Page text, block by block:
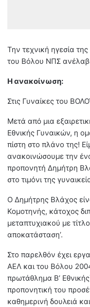
Την τεχνική ηγεσία
του Βόλου ΝΠΣ
Η ανακοίνωση:
Στις Γυναίκες του
Μετά από μια
Εθνικής Γυναικών, η
πίστη στο πλάνο της!
ανακοινώσουμε την
προπονητή Δημήτρη
στο τιμόνι της
Ο Δημήτρης Βλάχος
Κομοτηνής, κάτοχος
μεταπτυχιακού με
αποκατάσταση’.
Στο παρελθόν έχει
ΑΕΛ και του Βόλου
πρωτάθλημα Β’
προπονητική του
καθημερινή δουλειά